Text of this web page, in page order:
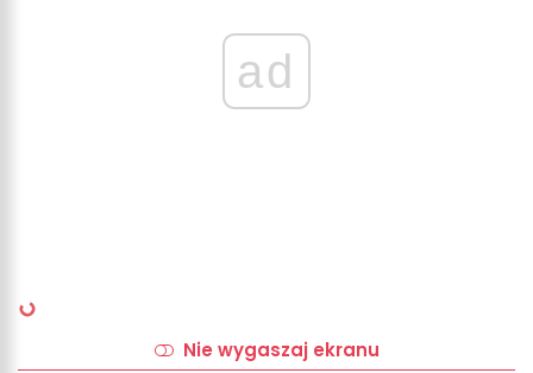
ad
Nie wygaszaj ekranu